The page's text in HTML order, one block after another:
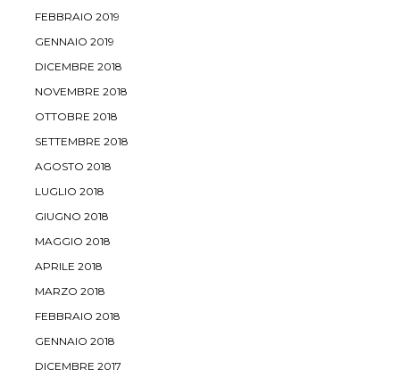
FEBBRAIO 2019
GENNAIO 2019
DICEMBRE 2018
NOVEMBRE 2018
OTTOBRE 2018
SETTEMBRE 2018
AGOSTO 2018
LUGLIO 2018
GIUGNO 2018
MAGGIO 2018
APRILE 2018
MARZO 2018
FEBBRAIO 2018
GENNAIO 2018
DICEMBRE 2017